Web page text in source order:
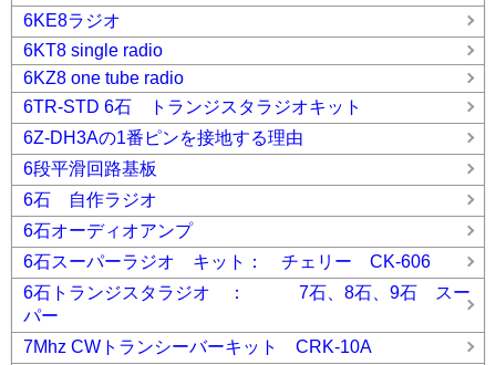
6KE8ラジオ
6KT8 single radio
6KZ8 one tube radio
6TR-STD 6石 トランジスタラジオキット
6Z-DH3Aの1番ピンを接地する理由
6段平滑回路基板
6石 自作ラジオ
6石オーディオアンプ
6石スーパーラジオ キット： チェリー CK-606
6石トランジスタラジオ ： 7石、8石、9石 スー
パー
7Mhz CWトランシーバーキット CRK-10A